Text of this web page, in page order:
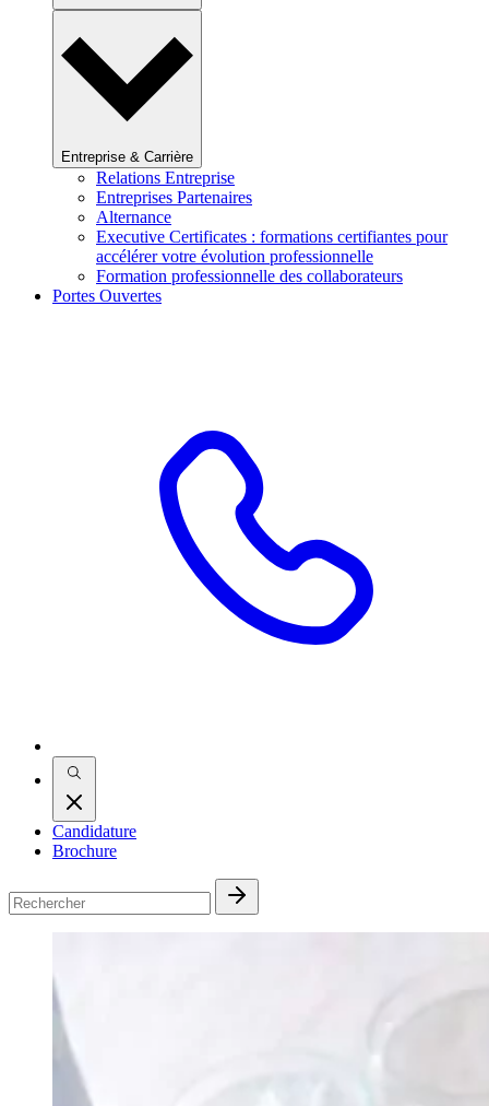
Entreprise & Carrière
Relations Entreprise
Entreprises Partenaires
Alternance
Executive Certificates : formations certifiantes pour
accélérer votre évolution professionnelle
Formation professionnelle des collaborateurs
Portes Ouvertes
Candidature
Brochure